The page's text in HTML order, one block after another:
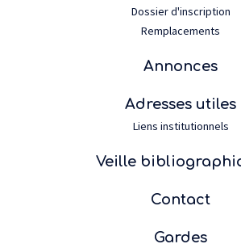
Dossier d'inscription
Remplacements
Annonces
Adresses utiles
Liens institutionnels
Veille
Contact
Gardes